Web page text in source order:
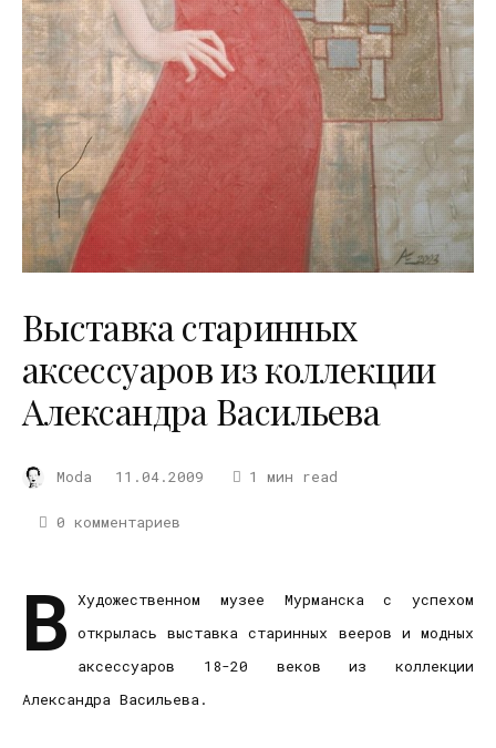
Выставка старинных
аксессуаров из коллекции
Александра Васильева
Moda 11.04.2009 1 мин read
0 комментариев
В Художественном музее Мурманска с успехом
открылась выставка старинных вееров и модных
аксессуаров 18-20 веков из коллекции
Александра Васильева.